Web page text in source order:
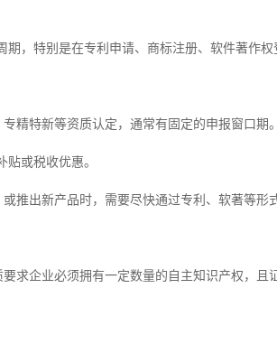
，特别是在专利申请、商标注册、软件著作
精特新等资质认定，通常有固定的申报窗口
或税收优惠。
推出新产品时，需要尽快通过专利、软著等
求企业必须拥有一定数量的自主知识产权，